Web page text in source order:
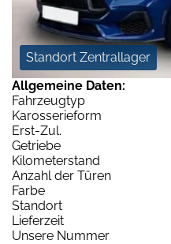
Standort Zentrallager
Allgemeine Daten:
Fahrzeugtyp
Karosserieform
Erst-Zul.
Getriebe
Kilometerstand
Anzahl der Türen
Farbe
Standort
Lieferzeit
Unsere Nummer